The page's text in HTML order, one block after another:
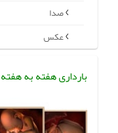
صدا
عکس
بارداری هفته به هفته